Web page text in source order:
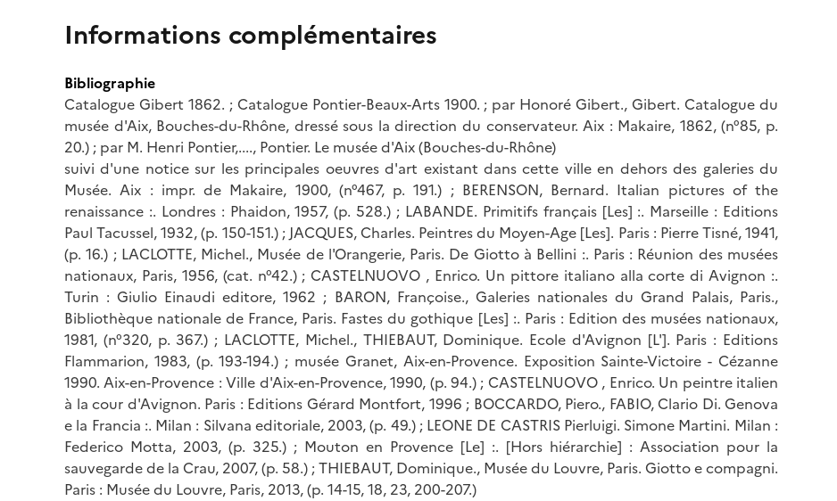
Informations complémentaires
Bibliographie
Catalogue Gibert 1862. ; Catalogue Pontier-Beaux-Arts 1900. ; par Honoré Gibert., Gibert. Catalogue du
musée d'Aix, Bouches-du-Rhône, dressé sous la direction du conservateur. Aix : Makaire, 1862, (n°85, p.
20.) ; par M. Henri Pontier,...., Pontier. Le musée d'Aix (Bouches-du-Rhône)
suivi d'une notice sur les principales oeuvres d'art existant dans cette ville en dehors des galeries du
Musée. Aix : impr. de Makaire, 1900, (n°467, p. 191.) ; BERENSON, Bernard. Italian pictures of the
renaissance :. Londres : Phaidon, 1957, (p. 528.) ; LABANDE. Primitifs français [Les] :. Marseille : Editions
Paul Tacussel, 1932, (p. 150-151.) ; JACQUES, Charles. Peintres du Moyen-Age [Les]. Paris : Pierre Tisné, 1941,
(p. 16.) ; LACLOTTE, Michel., Musée de l'Orangerie, Paris. De Giotto à Bellini :. Paris : Réunion des musées
nationaux, Paris, 1956, (cat. n°42.) ; CASTELNUOVO , Enrico. Un pittore italiano alla corte di Avignon :.
Turin : Giulio Einaudi editore, 1962 ; BARON, Françoise., Galeries nationales du Grand Palais, Paris.,
Bibliothèque nationale de France, Paris. Fastes du gothique [Les] :. Paris : Edition des musées nationaux,
1981, (n°320, p. 367.) ; LACLOTTE, Michel., THIEBAUT, Dominique. Ecole d'Avignon [L']. Paris : Editions
Flammarion, 1983, (p. 193-194.) ; musée Granet, Aix-en-Provence. Exposition Sainte-Victoire - Cézanne
1990. Aix-en-Provence : Ville d'Aix-en-Provence, 1990, (p. 94.) ; CASTELNUOVO , Enrico. Un peintre italien
à la cour d'Avignon. Paris : Editions Gérard Montfort, 1996 ; BOCCARDO, Piero., FABIO, Clario Di. Genova
e la Francia :. Milan : Silvana editoriale, 2003, (p. 49.) ; LEONE DE CASTRIS Pierluigi. Simone Martini. Milan :
Federico Motta, 2003, (p. 325.) ; Mouton en Provence [Le] :. [Hors hiérarchie] : Association pour la
sauvegarde de la Crau, 2007, (p. 58.) ; THIEBAUT, Dominique., Musée du Louvre, Paris. Giotto e compagni.
Paris : Musée du Louvre, Paris, 2013, (p. 14-15, 18, 23, 200-207.)